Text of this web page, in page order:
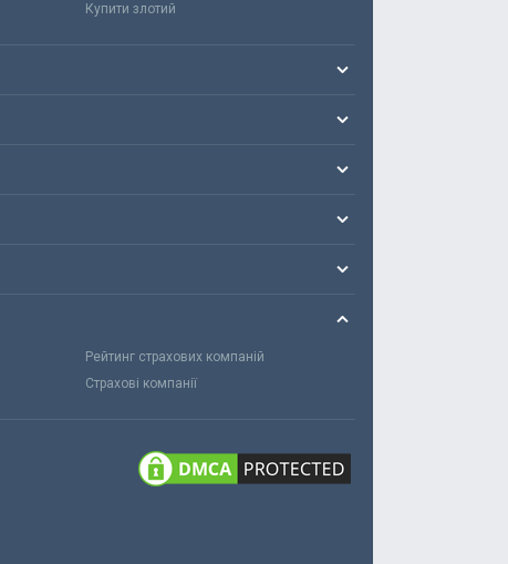
Купити злотий
Рейтинг страхових компаній
Страхові компанії